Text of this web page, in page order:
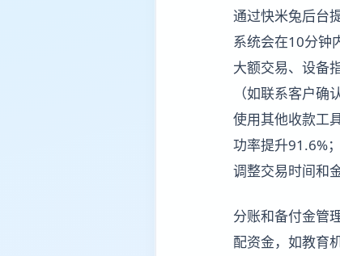
通过快米兔后台
系统会在10分钟
大额交易、设备
（如联系客户
使用其他收款工
功率提升91.6%
调整交易时间和
分账和备付金管
配资金，如教育